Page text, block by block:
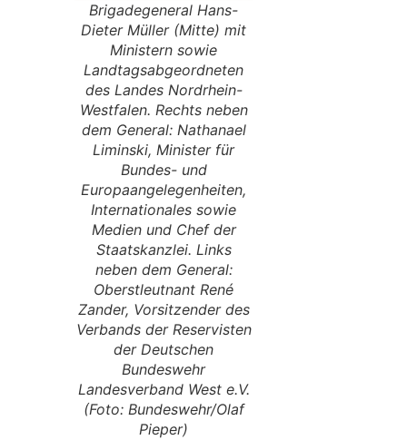
Brigadegeneral Hans-
Dieter Müller (Mitte) mit
Ministern sowie
Landtagsabgeordneten
des Landes Nordrhein-
Westfalen. Rechts neben
dem General: Nathanael
Liminski, Minister für
Bundes- und
Europaangelegenheiten,
Internationales sowie
Medien und Chef der
Staatskanzlei. Links
neben dem General:
Oberstleutnant René
Zander, Vorsitzender des
Verbands der Reservisten
der Deutschen
Bundeswehr
Landesverband West e.V.
(Foto: Bundeswehr/Olaf
Pieper)